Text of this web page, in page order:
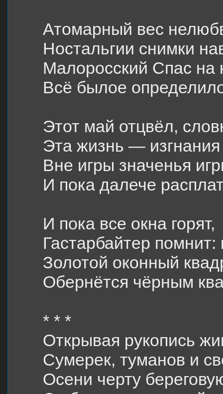
Атомарный вес
Ностальгии снимки
Малоросский Спас на
Всё былое
Этот май отцвёл,
Эта жизнь — изгнания
Вне игры значенья
И пока далече
И пока все окна горят,
Гастарбайтер помнит:
Золотой оконный
Обернётся чёрным
* * *
Открывая рукопись
Сумерек, туманов и
Осени черту